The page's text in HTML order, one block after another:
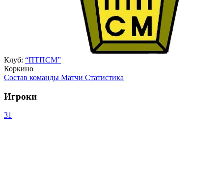
Клуб: “ПТПСМ”
Коркино
Состав команды Матчи Статистика
Игроки
31